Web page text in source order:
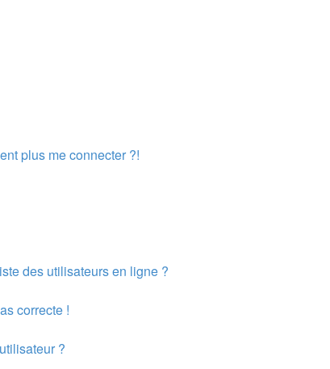
plus me connecter ?!
des utilisateurs en ligne ?
correcte !
?